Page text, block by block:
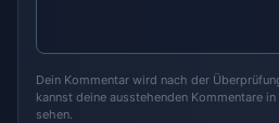
Dein Kommentar wird nach der
kannst deine ausstehenden Kommentare
sehen.